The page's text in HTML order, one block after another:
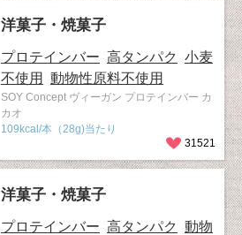
洋菓子・焼菓子
プロテインバー 高タンパク
小麦
不使用
動物性原料不使用
SOY Concept ヴィーガン プロテインバー カ
カオ
109kcal/本（28g)当たり
31521
洋菓子・焼菓子
プロテインバー 高タンパク
動物